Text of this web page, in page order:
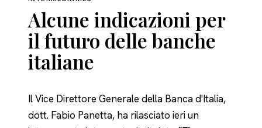
Alcune indicazioni per
il futuro delle banche
italiane
Il Vice Direttore Generale della Banca d'Italia,
dott. Fabio Panetta, ha rilasciato ieri un